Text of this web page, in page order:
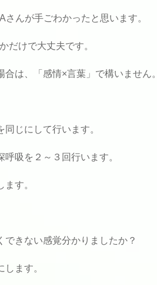
んが手ごわかったと思います。
だけで大丈夫です。
は、「感情×言葉」で構いません。
じにして行います。
吸を２～３回行います。
す。
きない感覚分かりましたか？
ます。